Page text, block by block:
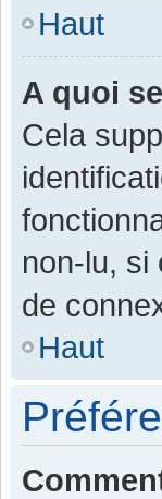
Haut
A quoi
Cela
non-lu, si
de
Haut